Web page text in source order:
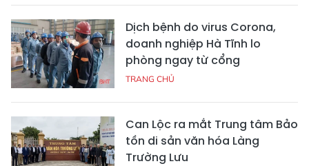
Dịch bệnh do virus Corona,
doanh nghiệp Hà Tĩnh lo
phòng ngay từ cổng
TRANG CHỦ
Can Lộc ra mắt Trung tâm Bảo
tồn di sản văn hóa Làng
Trường Lưu